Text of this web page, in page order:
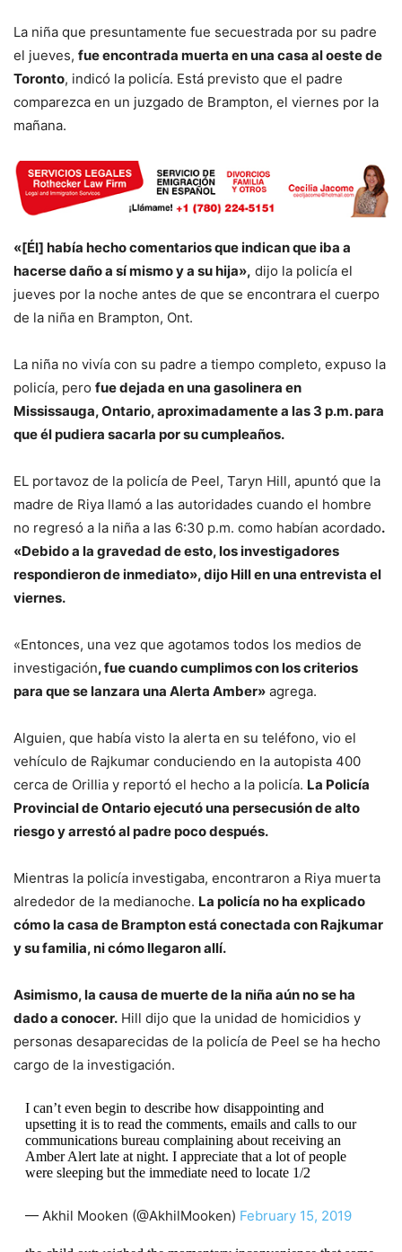
La niña que presuntamente fue secuestrada por su padre
el jueves, fue encontrada muerta en una casa al oeste de
Toronto, indicó la policía. Está previsto que el padre
comparezca en un juzgado de Brampton, el viernes por la
mañana.
«[Él] había hecho comentarios que indican que iba a
hacerse daño a sí mismo y a su hija», dijo la policía el
jueves por la noche antes de que se encontrara el cuerpo
de la niña en Brampton, Ont.
La niña no vivía con su padre a tiempo completo, expuso la
policía, pero fue dejada en una gasolinera en
Mississauga, Ontario, aproximadamente a las 3 p.m. para
que él pudiera sacarla por su cumpleaños.
EL portavoz de la policía de Peel, Taryn Hill, apuntó que la
madre de Riya llamó a las autoridades cuando el hombre
no regresó a la niña a las 6:30 p.m. como habían acordado.
«Debido a la gravedad de esto, los investigadores
respondieron de inmediato», dijo Hill en una entrevista el
viernes.
«Entonces, una vez que agotamos todos los medios de
investigación, fue cuando cumplimos con los criterios
para que se lanzara una Alerta Amber» agrega.
Alguien, que había visto la alerta en su teléfono, vio el
vehículo de Rajkumar conduciendo en la autopista 400
cerca de Orillia y reportó el hecho a la policía. La Policía
Provincial de Ontario ejecutó una persecusión de alto
riesgo y arrestó al padre poco después.
Mientras la policía investigaba, encontraron a Riya muerta
alrededor de la medianoche. La policía no ha explicado
cómo la casa de Brampton está conectada con Rajkumar
y su familia, ni cómo llegaron allí.
Asimismo, la causa de muerte de la niña aún no se ha
dado a conocer. Hill dijo que la unidad de homicidios y
personas desaparecidas de la policía de Peel se ha hecho
cargo de la investigación.
I can’t even begin to describe how disappointing and
upsetting it is to read the comments, emails and calls to our
communications bureau complaining about receiving an
Amber Alert late at night. I appreciate that a lot of people
were sleeping but the immediate need to locate 1/2
— Akhil Mooken (@AkhilMooken) February 15, 2019